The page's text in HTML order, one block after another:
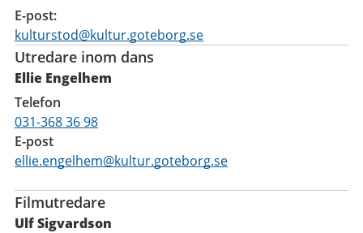
E-post:
kulturstod@kultur.goteborg.se
Utredare inom dans
Ellie Engelhem
Telefon
031-368 36 98
E-post
ellie.engelhem@kultur.goteborg.se
Filmutredare
Ulf Sigvardson